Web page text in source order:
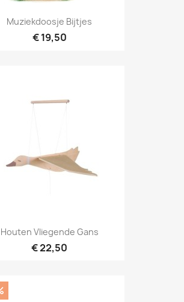
Muziekdoosje Bijtjes
€ 19,50
Houten Vliegende Gans
€ 22,50